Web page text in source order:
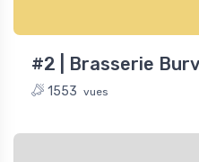
#2 | Brasserie
1553 vues